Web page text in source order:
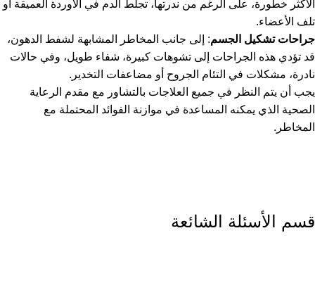
الأكثر خطورة، على الرغم من ندرتها، تجلط الدم في الأوردة العميقة أو
تلف الأعضاء.
جراحات تشكيل الجسم: إلى جانب المخاطر المشابهة لشفط الدهون،
قد تؤدي هذه الجراحات إلى تشوهات كبيرة، شفاء طويل، وفي حالات
نادرة، مشكلات في التئام الجروح أو مضاعفات التخدير.
يجب أن يتم النظر في جميع العلاجات بالتشاور مع مقدم الرعاية
الصحية الذي يمكنه المساعدة في موازنة الفوائد المحتملة مع
المخاطر.
قسم الأسئلة الشائعة